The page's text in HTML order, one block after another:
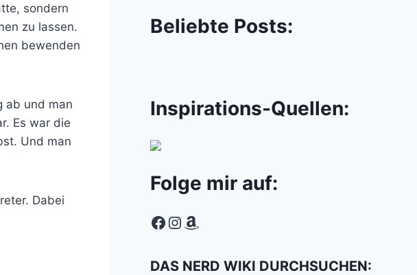
sondern
zu lassen.
bewenden
ab und man
Es war die
Und man
Dabei
Beliebte Posts:
Inspirations-Quellen:
Folge mir auf:
Facebook
Instagram
Amazon
DAS NERD WIKI DURCHSUCHEN: